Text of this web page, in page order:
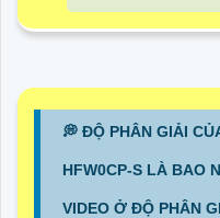
️💭 ĐỘ PHÂN GIẢI
HFW0CP-S LÀ BAO
VIDEO Ở ĐỘ PHÂN